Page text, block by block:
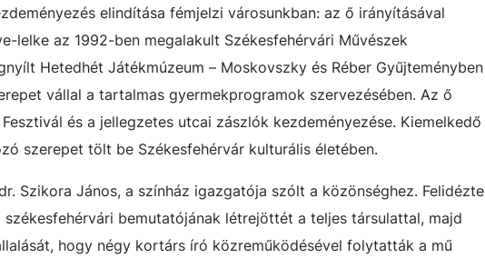
elindítása fémjelzi városunkban: az ő irányításával
lelke az 1992-ben megalakult Székesfehérvári Művészek
Hetedhét Játékmúzeum – Moskovszky és Réber Gyűjteményben
vállal a tartalmas gyermekprogramok szervezésében. Az ő
és a jellegzetes utcai zászlók kezdeményezése. Kiemelkedő
szerepet tölt be Székesfehérvár kulturális életében.
Szikora János, a színház igazgatója szólt a közönséghez. Felidézte
bemutatójának létrejöttét a teljes társulattal, majd
hogy négy kortárs író közreműködésével folytatták a mű